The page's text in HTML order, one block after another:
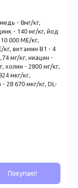
- 8мг/кг,
- 140 мг/кг, йод
000 МЕ/кг,
кг, витамин В1 - 4
мг/кг, ниацин -
холин - 2800 мг/кг,
мкг/кг,
28 670 мкг/кг, DL-
Покупаю!